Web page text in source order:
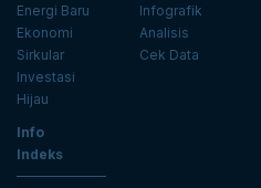
Energi Baru
Ekonomi
Sirkular
Investasi
Hijau
Infografik
Analisis
Cek Data
Info
Indeks